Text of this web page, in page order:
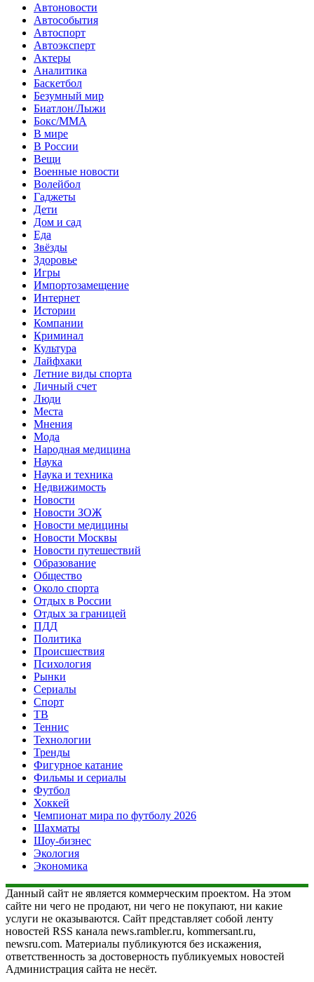
Автоновости
Автособытия
Автоспорт
Автоэксперт
Актеры
Аналитика
Баскетбол
Безумный мир
Биатлон/Лыжи
Бокс/MMA
В мире
В России
Вещи
Военные новости
Волейбол
Гаджеты
Дети
Дом и сад
Еда
Звёзды
Здоровье
Игры
Импортозамещение
Интернет
Истории
Компании
Криминал
Культура
Лайфхаки
Летние виды спорта
Личный счет
Люди
Места
Мнения
Мода
Народная медицина
Наука
Наука и техника
Недвижимость
Новости
Новости ЗОЖ
Новости медицины
Новости Москвы
Новости путешествий
Образование
Общество
Около спорта
Отдых в России
Отдых за границей
ПДД
Политика
Происшествия
Психология
Рынки
Сериалы
Спорт
ТВ
Теннис
Технологии
Тренды
Фигурное катание
Фильмы и сериалы
Футбол
Хоккей
Чемпионат мира по футболу 2026
Шахматы
Шоу-бизнес
Экология
Экономика
Данный сайт не является коммерческим проектом. На этом
сайте ни чего не продают, ни чего не покупают, ни какие
услуги не оказываются. Сайт представляет собой ленту
новостей RSS канала news.rambler.ru, kommersant.ru,
newsru.com. Материалы публикуются без искажения,
ответственность за достоверность публикуемых новостей
Администрация сайта не несёт.